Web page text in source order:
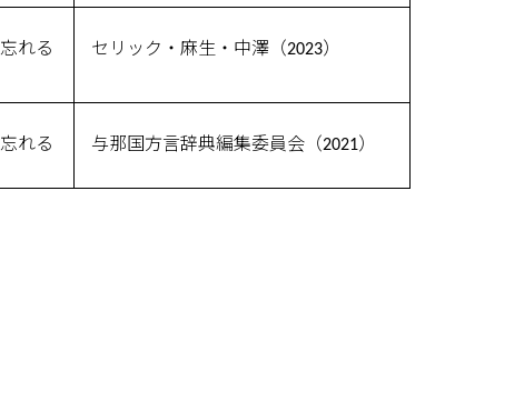
忘れる セリック・麻生・中澤（2023）
忘れる 与那国方言辞典編集委員会（2021）